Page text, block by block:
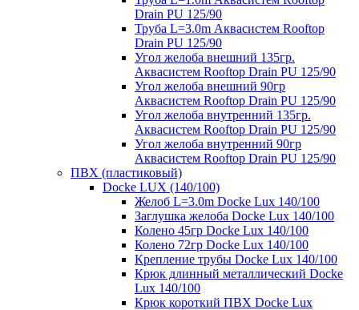
Drain PU 125/90
Труба L=3.0m Аквасистем Rooftop
Drain PU 125/90
Угол желоба внешний 135гр.
Аквасистем Rooftop Drain PU 125/90
Угол желоба внешний 90гр
Аквасистем Rooftop Drain PU 125/90
Угол желоба внутренний 135гр.
Аквасистем Rooftop Drain PU 125/90
Угол желоба внутренний 90гр
Аквасистем Rooftop Drain PU 125/90
ПВХ (пластиковый)
Docke LUX (140/100)
Желоб L=3.0m Docke Lux 140/100
Заглушка желоба Docke Lux 140/100
Колено 45гр Docke Lux 140/100
Колено 72гр Docke Lux 140/100
Крепление трубы Docke Lux 140/100
Крюк длинный металлический Docke
Lux 140/100
Крюк короткий ПВХ Docke Lux